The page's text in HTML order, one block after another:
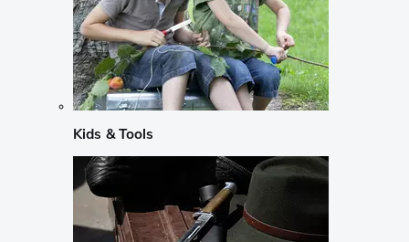
Kids & Tools